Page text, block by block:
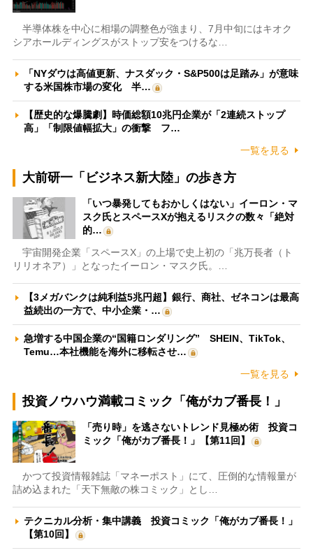
半導体株を中心に相場の調整色が強まり、7月中旬にはキオク
シアホールディングスがストップ安をつけるな…
「NYダウは高値更新、ナスダック・S&P500は足踏み」が意味
する米国株市場の変化 半…
【歴史的な爆騰劇】時価総額10兆円企業が「2連続ストップ
高」「制限値幅拡大」の衝撃 フ…
一覧を見る
大前研一「ビジネス新大陸」の歩き方
「いつ暴発してもおかしくはない」イーロン・マ
スク氏とスペースXが抱えるリスクの数々「絶対
的…
宇宙開発企業「スペースX」の上場で史上初の「兆万長者（ト
リリオネア）」となったイーロン・マスク氏。…
【3メガバンクは純利益5兆円超】銀行、商社、ゼネコンは最高
益続出の一方で、中小企業・…
急増する中国企業の“国籍ロンダリング” SHEIN、TikTok、
Temu…本社機能を海外に移転させ…
一覧を見る
投資ノウハウ満載コミック「俺がカブ番長！」
「売り時」を逃さないトレンド見極め術 投資コ
ミック「俺がカブ番長！」【第11回】
かつて投資情報雑誌「マネーポスト」にて、圧倒的な情報量が
詰め込まれた「天下無敵の株コミック」とし…
テクニカル分析・集中講義 投資コミック「俺がカブ番長！」
【第10回】